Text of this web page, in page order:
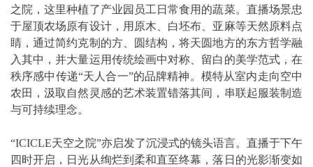
之院，这里种植了产业园员工日常食用的蔬菜。直播场景忠
于屋顶农场原有设计，用原木、白坯布、亚麻等天然原料点
睛，通过简约克制的方、圆结构，将天圆地方的东方哲学融
入其中，并大量运用传统绘画中对称、留白的美学范式，在
秩序感中传递“天人合一”的品牌精神。模特从室内走向空中
农田，汲取自然灵感的艺术装置错落其间，串联起服装制造
与可持续理念。
“ICICLE天空之院”亦启发了沉浸式的镜头语言。直播于下午
四时开启，日光从绚烂到柔和直至终幕，落日的光影渐变如